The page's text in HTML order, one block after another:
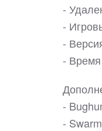
-
-
-
- Время
-
-